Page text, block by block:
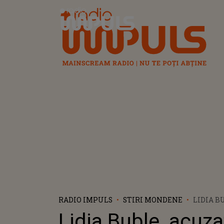
Radio Impuls
RADIO IMPULS STIRI MONDENE
LIDIA